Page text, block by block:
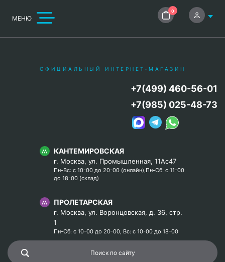
МЕНЮ
0
ОФИЦИАЛЬНЫЙ ИНТЕРНЕТ-МАГАЗИН
КАНТЕМИРОВСКАЯ
г. Москва, ул. Промышленная, 11Ас47
Пн-Вс: с 10-00 до 20-00 (онлайн),Пн-Сб: с 11-00
до 18-00 (склад)
ПРОЛЕТАРСКАЯ
г. Москва, ул. Воронцовская, д. 36, стр.
1
Пн-Сб: с 10-00 до 20-00, Вс: с 10-00 до 18-00
+7(499) 460-56-01
+7(985) 025-48-73